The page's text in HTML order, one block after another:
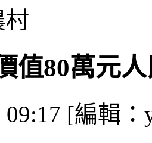
村
值80萬元
09:17 [編輯：